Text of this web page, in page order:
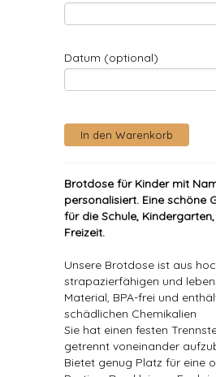
Datum (optional)
Brotdose für Kinder mit
personalisiert. Eine schöne
für die Schule,
Freizeit.
Unsere Brotdose ist aus
strapazierfähigen und
Material, BPA-frei und
schädlichen Chemikalien
Sie hat einen festen
getrennt voneinander
Bietet genug Platz für eine